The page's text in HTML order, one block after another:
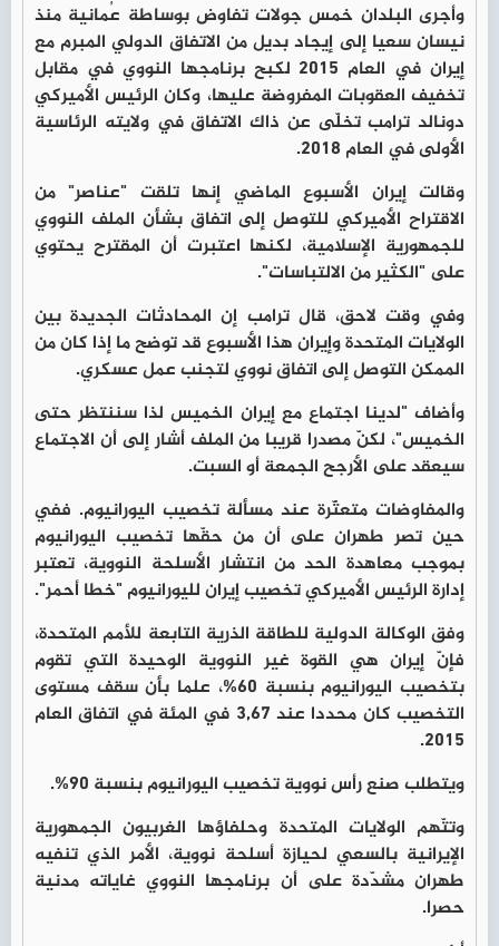
وأجرى البلدان خمس جولات تفاوض بوساطة عُمانية منذ
نيسان سعيا إلى إيجاد بديل من الاتفاق الدولي المبرم مع
إيران في العام 2015 لكبح برنامجها النووي في مقابل
تخفيف العقوبات المفروضة عليها، وكان الرئيس الأميركي
دونالد ترامب تخلّى عن ذاك الاتفاق في ولايته الرئاسية
الأولى في العام 2018.
وقالت إيران الأسبوع الماضي إنها تلقت "عناصر" من
الاقتراح الأميركي للتوصل إلى اتفاق بشأن الملف النووي
للجمهورية الإسلامية، لكنها اعتبرت أن المقترح يحتوي
على "الكثير من الالتباسات".
وفي وقت لاحق، قال ترامب إن المحادثات الجديدة بين
الولايات المتحدة وإيران هذا الأسبوع قد توضح ما إذا كان من
الممكن التوصل إلى اتفاق نووي لتجنب عمل عسكري.
وأضاف "لدينا اجتماع مع إيران الخميس لذا سننتظر حتى
الخميس"، لكنّ مصدرا قريبا من الملف أشار إلى أن الاجتماع
سيعقد على الأرجح الجمعة أو السبت.
والمفاوضات متعثّرة عند مسألة تخصيب اليورانيوم. ففي
حين تصر طهران على أن من حقّها تخصيب اليورانيوم
بموجب معاهدة الحد من انتشار الأسلحة النووية، تعتبر
إدارة الرئيس الأميركي تخصيب إيران لليورانيوم "خطا أحمر".
وفق الوكالة الدولية للطاقة الذرية التابعة للأمم المتحدة،
فإنّ إيران هي القوة غير النووية الوحيدة التي تقوم
بتخصيب اليورانيوم بنسبة 60%، علما بأن سقف مستوى
التخصيب كان محددا عند 3,67 في المئة في اتفاق العام
2015.
ويتطلب صنع رأس نووية تخصيب اليورانيوم بنسبة 90%.
وتتّهم الولايات المتحدة وحلفاؤها الغربيون الجمهورية
الإيرانية بالسعي لحيازة أسلحة نووية، الأمر الذي تنفيه
طهران مشدّدة على أن برنامجها النووي غاياته مدنية
حصرا.